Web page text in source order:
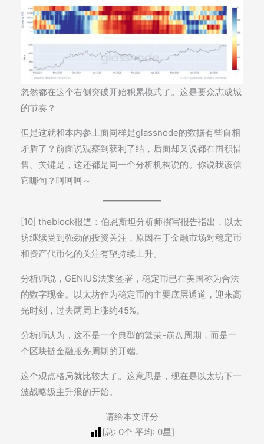
忽然都在这个右侧突破开始积累模式了。这是要众志成城
的节奏？
但是这就和本内参上面同样是glassnode的数据有些自相
矛盾了？前面说观察到获利了结，后面却又说都在囤积惜
售。关键是，这还都是同一个分析机构说的。你说我该信
它哪句？呵呵呵～
[10] theblock报道：伯恩斯坦分析师撰写报告指出，以太
坊继续受到强劲的投资关注，原因在于金融市场对稳定币
和资产代币化的关注有望持续上升。
分析师说，GENIUS法案签署，稳定币已在美国称为合法
的数字现金。以太坊作为稳定币的主要底层通道，迎来高
光时刻，过去两周上涨约45%。
分析师认为，这不是一个典型的繁荣-崩盘周期，而是一
个区块链金融服务周期的开端。
这个观点格局就比较大了。这意思是，现在是以太坊下一
波战略级主升浪的开始。
请给本文评分
[总: 0个 平均: 0星]